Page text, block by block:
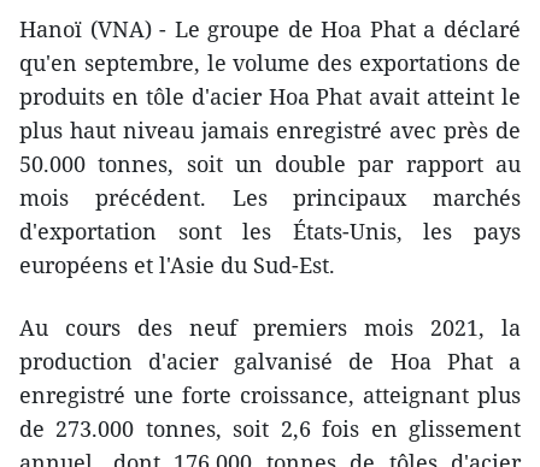
Hanoï (VNA) - Le groupe de Hoa Phat a déclaré
qu'en septembre, le volume des exportations de
produits en tôle d'acier Hoa Phat avait atteint le
plus haut niveau jamais enregistré avec près de
50.000 tonnes, soit un double par rapport au
mois précédent. Les principaux marchés
d'exportation sont les États-Unis, les pays
européens et l'Asie du Sud-Est.
Au cours des neuf premiers mois 2021, la
production d'acier galvanisé de Hoa Phat a
enregistré une forte croissance, atteignant plus
de 273.000 tonnes, soit 2,6 fois en glissement